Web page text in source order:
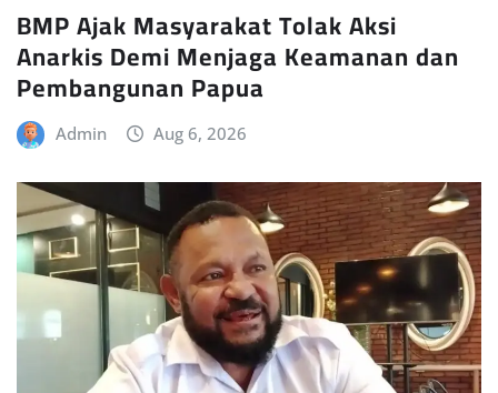
BMP Ajak Masyarakat Tolak Aksi
Anarkis Demi Menjaga Keamanan dan
Pembangunan Papua
Admin Aug 6, 2026